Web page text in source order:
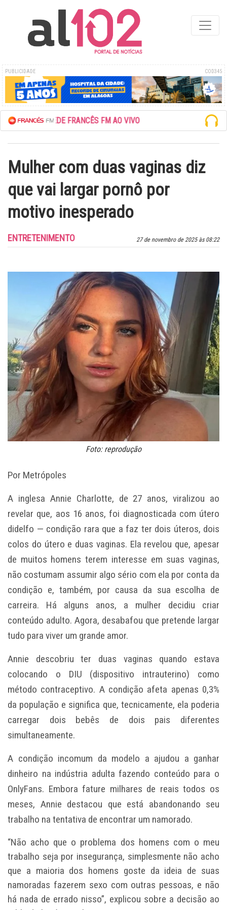
PUBLICIDADE COD345
A REDE FRANCÊS FM AO VIVO
Mulher com duas vaginas diz
que vai largar pornô por
motivo inesperado
27 de novembro de 2025 às 08:22
ENTRETENIMENTO
Foto: reprodução
Por Metrópoles
A inglesa Annie Charlotte, de 27 anos, viralizou ao
revelar que, aos 16 anos, foi diagnosticada com útero
didelfo — condição rara que a faz ter dois úteros, dois
colos do útero e duas vaginas. Ela revelou que, apesar
de muitos homens terem interesse em suas vaginas,
não costumam assumir algo sério com ela por conta da
condição e, também, por causa da sua escolha de
carreira. Há alguns anos, a mulher decidiu criar
conteúdo adulto. Agora, desabafou que pretende largar
tudo para viver um grande amor.
Annie descobriu ter duas vaginas quando estava
colocando o DIU (dispositivo intrauterino) como
método contraceptivo. A condição afeta apenas 0,3%
da população e significa que, tecnicamente, ela poderia
carregar dois bebês de dois pais diferentes
simultaneamente.
A condição incomum da modelo a ajudou a ganhar
dinheiro na indústria adulta fazendo conteúdo para o
OnlyFans. Embora fature milhares de reais todos os
meses, Annie destacou que está abandonando seu
trabalho na tentativa de encontrar um namorado.
“Não acho que o problema dos homens com o meu
trabalho seja por insegurança, simplesmente não acho
que a maioria dos homens goste da ideia de suas
namoradas fazerem sexo com outras pessoas, e não
há nada de errado nisso”, explicou sobre a decisão ao